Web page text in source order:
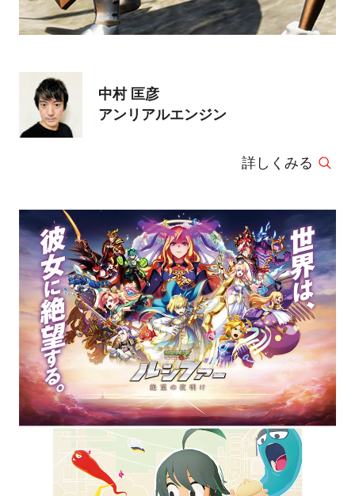
中村 匡彦
アンリアルエンジン
詳しくみる